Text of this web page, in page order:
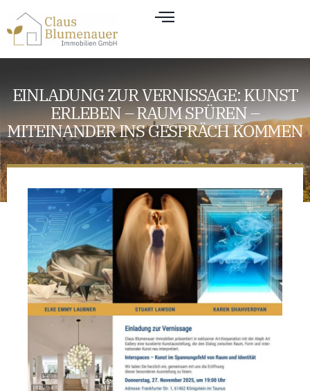
EINLADUNG ZUR VERNISSAGE: KUNST
ERLEBEN – RAUM SPÜREN –
MITEINANDER INS GESPRÄCH KOMMEN